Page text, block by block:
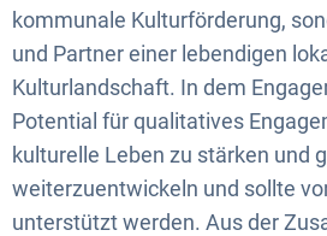
kommunale Kulturförderung,
und Partner einer lebendigen
Kulturlandschaft. In dem
Potential für qualitatives
kulturelle Leben zu stärken und
weiterzuentwickeln und sollte
unterstützt werden. Aus der